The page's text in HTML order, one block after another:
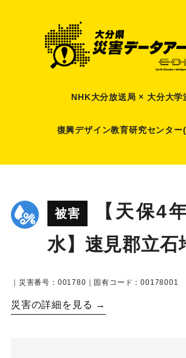
NHK大分放送局 × 大分大学
復興デザイン教育研究センター
被害
【天保4
水】速見郡立石
｜災害番号：001780｜固有コード：00178001
災害の詳細を見る →